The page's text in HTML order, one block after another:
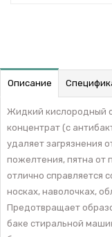
Описание
Жидкий кислородный
концентрат (с
удаляет загрязнения
пожелтения, пятна от
отлично справляется
носках, наволочках,
Предотвращает
баке стиральной